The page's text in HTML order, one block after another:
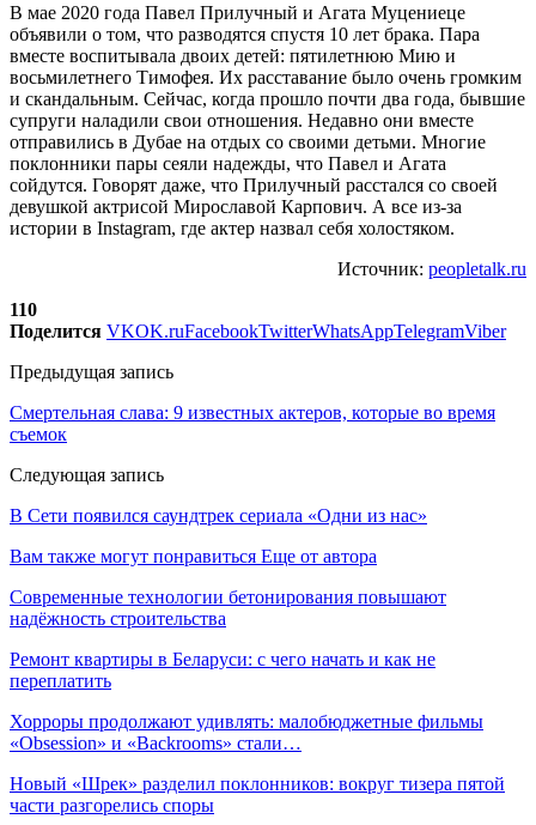
В мае 2020 года Павел Прилучный и Агата Муцениеце
объявили о том, что разводятся спустя 10 лет брака. Пара
вместе воспитывала двоих детей: пятилетнюю Мию и
восьмилетнего Тимофея. Их расставание было очень громким
и скандальным. Сейчас, когда прошло почти два года, бывшие
супруги наладили свои отношения. Недавно они вместе
отправились в Дубае на отдых со своими детьми. Многие
поклонники пары сеяли надежды, что Павел и Агата
сойдутся. Говорят даже, что Прилучный расстался со своей
девушкой актрисой Мирославой Карпович. А все из-за
истории в Instagram, где актер назвал себя холостяком.
Источник: peopletalk.ru
110
Поделится VKOK.ruFacebookTwitterWhatsAppTelegramViber
Предыдущая запись
Смертельная слава: 9 известных актеров, которые во время
съемок
Следующая запись
В Сети появился саундтрек сериала «Одни из нас»
Вам также могут понравиться Еще от автора
Современные технологии бетонирования повышают
надёжность строительства
Ремонт квартиры в Беларуси: с чего начать и как не
переплатить
Хорроры продолжают удивлять: малобюджетные фильмы
«Obsession» и «Backrooms» стали…
Новый «Шрек» разделил поклонников: вокруг тизера пятой
части разгорелись споры